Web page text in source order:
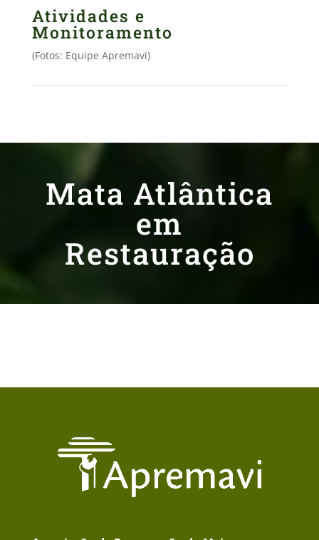
Atividades e
Monitoramento
(Fotos: Equipe Apremavi)
Mata Atlântica
em
Restauração